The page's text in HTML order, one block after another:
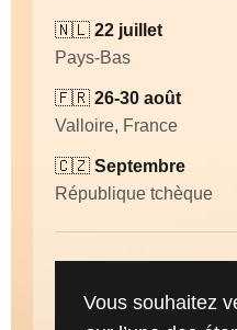
🇳🇱 22 juillet
Pays-Bas
🇫🇷 26-30 août
Valloire, France
🇨🇿 Septembre
République tchèque
Vous souhaitez